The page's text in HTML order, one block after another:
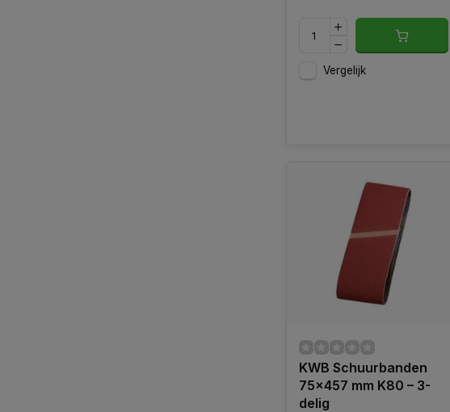
Vergelijk
KWB Schuurbanden
75x457 mm K80 – 3-
delig